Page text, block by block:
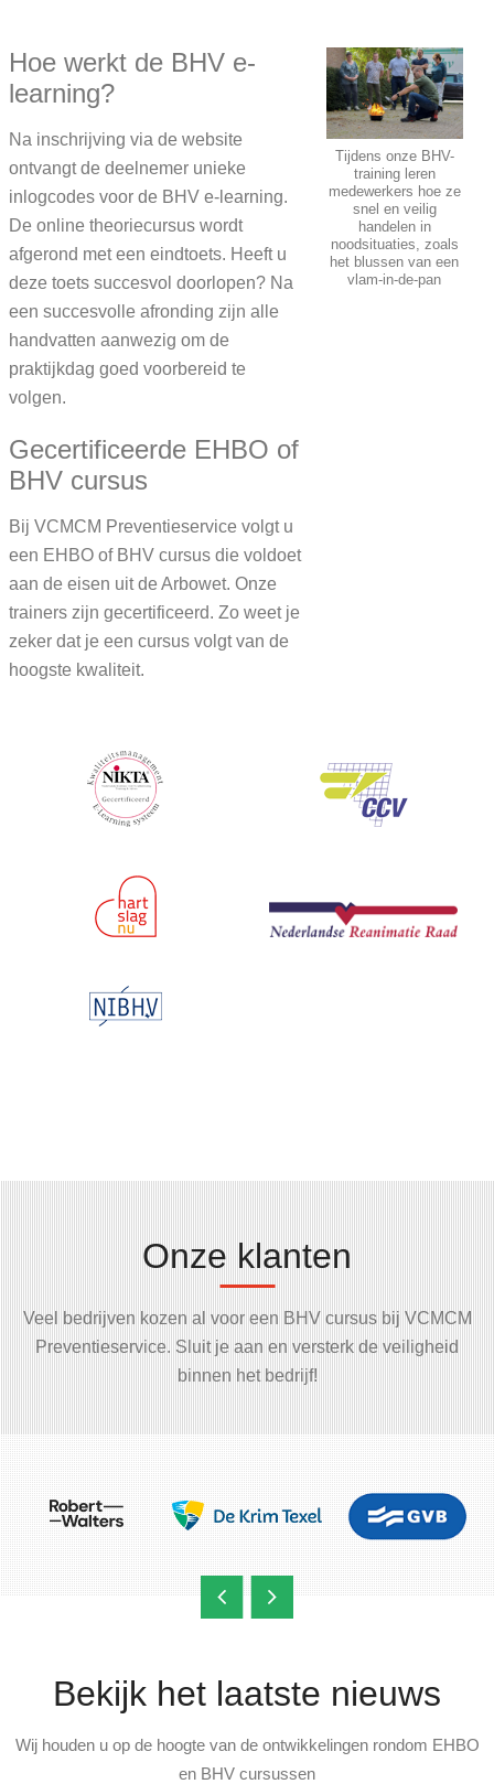
Hoe werkt de BHV e-
learning?
Na inschrijving via de website
ontvangt de deelnemer unieke
inlogcodes voor de BHV e-learning.
De online theoriecursus wordt
afgerond met een eindtoets. Heeft u
deze toets succesvol doorlopen? Na
een succesvolle afronding zijn alle
handvatten aanwezig om de
praktijkdag goed voorbereid te
volgen.
Gecertificeerde EHBO of
BHV cursus
Bij VCMCM Preventieservice volgt u
een EHBO of BHV cursus die voldoet
aan de eisen uit de Arbowet. Onze
trainers zijn gecertificeerd. Zo weet je
zeker dat je een cursus volgt van de
hoogste kwaliteit.
Tijdens onze BHV-
training leren
medewerkers hoe ze
snel en veilig
handelen in
noodsituaties, zoals
het blussen van een
vlam-in-de-pan
Onze klanten
Veel bedrijven kozen al voor een BHV cursus bij VCMCM
Preventieservice. Sluit je aan en versterk de veiligheid
binnen het bedrijf!
Bekijk het laatste nieuws
Wij houden u op de hoogte van de ontwikkelingen rondom EHBO
en BHV cursussen